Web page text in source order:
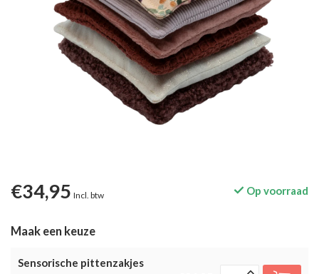
€34,95 Incl. btw Op voorraad
Maak een keuze
Sensorische pittenzakjes